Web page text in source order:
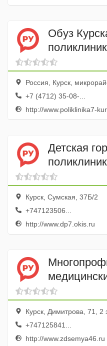
Обуз
Россия, Курск,
+7 (4712) 35-08-...
http://www.poliklinika7-
Детская
Курск, Сумская, 37Б/2
+747123506...
http://www.dp7.okis.ru
семья
Курск, Димитрова, 71, 2
+747125841...
http://www.zdsemya46.ru